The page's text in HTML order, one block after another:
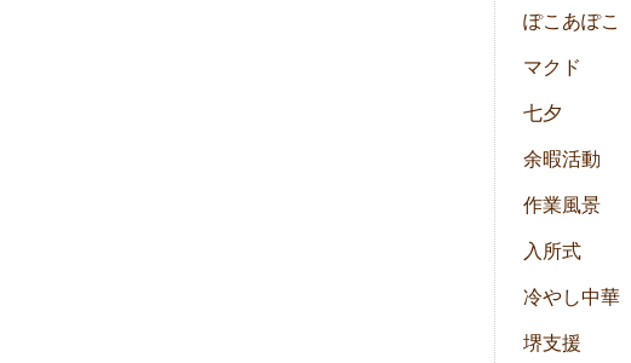
ぽこあぽこ
マクド
七夕
余暇活動
作業風景
入所式
冷やし中華
堺支援